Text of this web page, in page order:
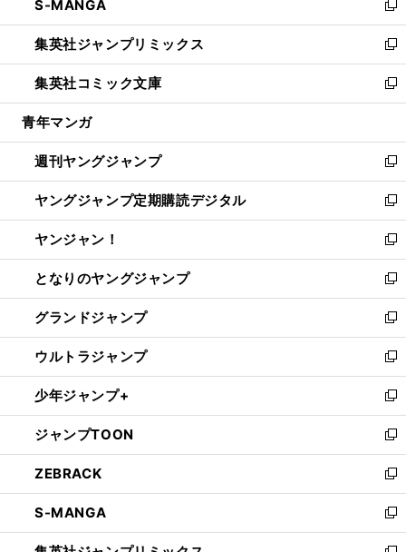
く
で
開
く
ド
ウ
で
開
く
ィ
ン
ド
ウ
で
開
い
ウ
ィ
ン
ド
ウ
開
く
S-MANGA
新
し
い
ウ
ィ
ン
ウ
で
開
く
集英社ジャンプリミックス
新
し
い
ウ
ン
ド
ウ
で
開
く
集英社コミック文庫
新
し
ウ
ィ
ン
ド
ウ
で
開
く
青年マンガ
週刊ヤングジャンプ
新
し
い
ウ
ィ
ン
ド
ウ
で
開
く
ヤングジャンプ定期購読デジタル
新
し
い
ウ
ィ
ン
ド
ウ
で
開
く
ヤンジャン！
新
し
い
ウ
ィ
ン
ド
ウ
で
開
く
となりのヤングジャンプ
新
し
い
ウ
ィ
ン
ド
ウ
で
開
く
グランドジャンプ
新
し
い
ウ
ィ
ン
ド
ウ
で
開
く
ウルトラジャンプ
新
し
い
ウ
ィ
ン
ド
ウ
で
開
少年ジャンプ+
新
し
い
ウ
ィ
ン
ド
ウ
ジャンプTOON
新
し
い
ウ
ィ
ン
ZEBRACK
新
し
い
ウ
S-MANGA
新
し